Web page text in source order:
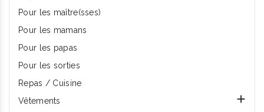
Pour les maître(sses)
Pour les mamans
Pour les papas
Pour les sorties
Repas / Cuisine
Vêtements
